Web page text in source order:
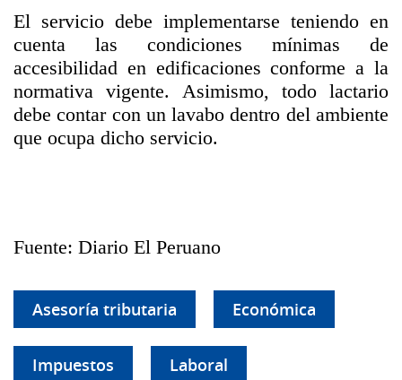
El servicio debe implementarse teniendo en
cuenta las condiciones mínimas de
accesibilidad en edificaciones conforme a la
normativa vigente. Asimismo, todo lactario
debe contar con un lavabo dentro del ambiente
que ocupa dicho servicio.
Fuente: Diario El Peruano
Asesoría tributaria Económica
Impuestos Laboral